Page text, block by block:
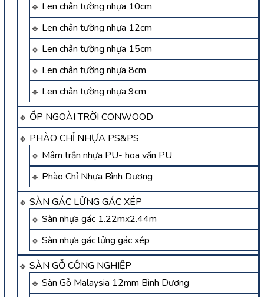
Len chân tường nhựa 10cm
Len chân tường nhựa 12cm
Len chân tường nhựa 15cm
Len chân tường nhựa 8cm
Len chân tường nhựa 9cm
ỐP NGOÀI TRỜI CONWOOD
PHÀO CHỈ NHỰA PS&PS
Mâm trần nhựa PU- hoa văn PU
Phào Chỉ Nhựa Bình Dương
SÀN GÁC LỬNG GÁC XÉP
Sàn nhựa gác 1.22mx2.44m
Sàn nhựa gác lửng gác xép
SÀN GỖ CÔNG NGHIỆP
Sàn Gỗ Malaysia 12mm Bình Dương